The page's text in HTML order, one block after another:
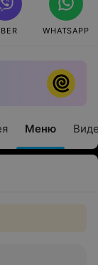
Меню
WHATSAPP